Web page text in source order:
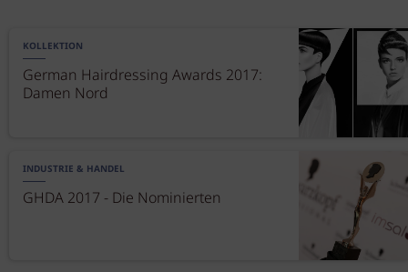
KOLLEKTION
German Hairdressing Awards 2017:
Damen Nord
INDUSTRIE & HANDEL
GHDA 2017 - Die Nominierten